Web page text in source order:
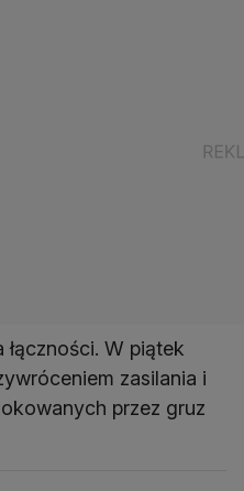
W piątek
zasilania i
przez gruz